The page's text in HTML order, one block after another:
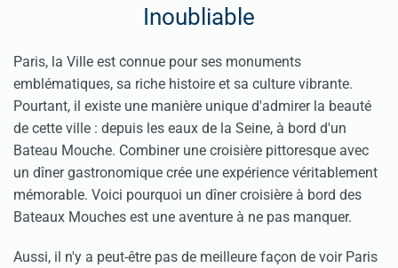
Inoubliable
Paris, la Ville est connue pour ses monuments
emblématiques, sa riche histoire et sa culture vibrante.
Pourtant, il existe une manière unique d'admirer la beauté
de cette ville : depuis les eaux de la Seine, à bord d'un
Bateau Mouche. Combiner une croisière pittoresque avec
un dîner gastronomique crée une expérience véritablement
mémorable. Voici pourquoi un dîner croisière à bord des
Bateaux Mouches est une aventure à ne pas manquer.
Aussi, il n'y a peut-être pas de meilleure façon de voir Paris